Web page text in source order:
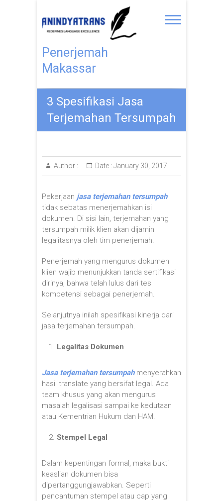
Penerjemah
Makassar
3 Spesifikasi Jasa
Terjemahan Tersumpah
Author : Date : January 30, 2017
Pekerjaan jasa terjemahan tersumpah
tidak sebatas menerjemahkan isi
dokumen. Di sisi lain, terjemahan yang
tersumpah milik klien akan dijamin
legalitasnya oleh tim penerjemah.
Penerjemah yang mengurus dokumen
klien wajib menunjukkan tanda sertifikasi
dirinya, bahwa telah lulus dari tes
kompetensi sebagai penerjemah.
Selanjutnya inilah spesifikasi kinerja dari
jasa terjemahan tersumpah.
Legalitas Dokumen
Jasa terjemahan tersumpah menyerahkan
hasil translate yang bersifat legal. Ada
team khusus yang akan mengurus
masalah legalisasi sampai ke kedutaan
atau Kementrian Hukum dan HAM.
Stempel Legal
Dalam kepentingan formal, maka bukti
keaslian dokumen bisa
dipertanggungjawabkan. Seperti
pencantuman stempel atau cap yang